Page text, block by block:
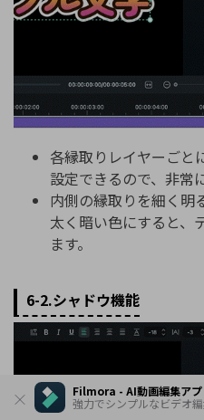
Filmora - AI動画編集アプ
強力でシンプルなビデオ
各縁取りレイヤーごと
設定できるので、非常
内側の縁取りを細く明
太く暗い色にすると、
ます。
6-2.シャドウ機能